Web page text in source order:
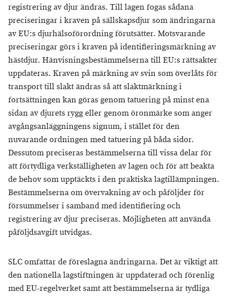
registrering av djur ändras. Till lagen fogas sådana
preciseringar i kraven på sällskapsdjur som ändringarna
av EU:s djurhälsoförordning förutsätter. Motsvarande
preciseringar görs i kraven på identifieringsmärkning av
hästdjur. Hänvisningsbestämmelserna till EU:s rättsakter
uppdateras. Kraven på märkning av svin som överlåts för
transport till slakt ändras så att slaktmärkning i
fortsättningen kan göras genom tatuering på minst ena
sidan av djurets rygg eller genom öronmärke som anger
avgångsanläggningens signum, i stället för den
nuvarande ordningen med tatuering på båda sidor.
Dessutom preciseras bestämmelserna till vissa delar för
att förtydliga verkställigheten av lagen och för att beakta
de behov som upptäckts i den praktiska lagtillämpningen.
Bestämmelserna om övervakning av och påföljder för
försummelser i samband med identifiering och
registrering av djur preciseras. Möjligheten att använda
påföljdsavgift utvidgas.
SLC omfattar de föreslagna ändringarna. Det är viktigt att
den nationella lagstiftningen är uppdaterad och förenlig
med EU-regelverket samt att bestämmelserna är tydliga